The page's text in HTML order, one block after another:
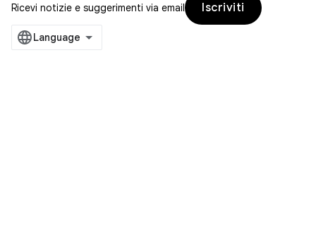
Ricevi notizie e suggerimenti via email
Iscriviti